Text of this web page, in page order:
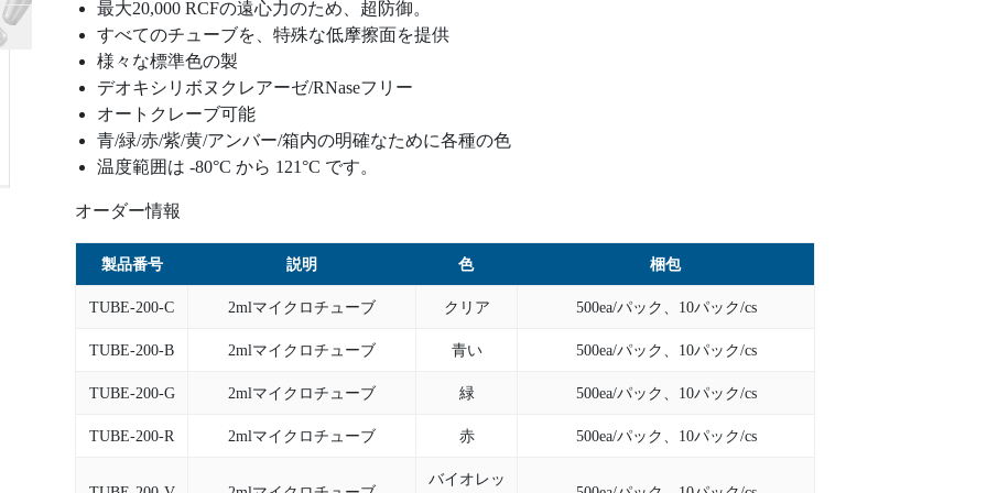
最大20,000 RCFの遠心力のため、超防御。
すべてのチューブを、特殊な低摩擦面を提供
様々な標準色の製
デオキシリボヌクレアーゼ/RNaseフリー
オートクレーブ可能
青/緑/赤/紫/黄/アンバー/箱内の明確なために各種の色
温度範囲は -80°C から 121°C です。
オーダー情報
製品番号 説明 色 梱包
TUBE-200-C 2mlマイクロチューブ クリア 500ea/パック、10パック/cs
TUBE-200-B 2mlマイクロチューブ 青い 500ea/パック、10パック/cs
TUBE-200-G 2mlマイクロチューブ 緑 500ea/パック、10パック/cs
TUBE-200-R 2mlマイクロチューブ 赤 500ea/パック、10パック/cs
バイオレッ